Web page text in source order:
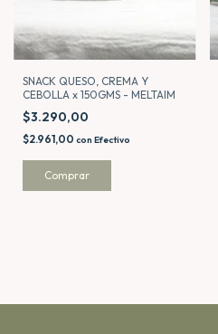
SNACK QUESO, CREMA Y
CEBOLLA x 150GMS - MELTAIM
$3.290,00
$2.961,00 con Efectivo